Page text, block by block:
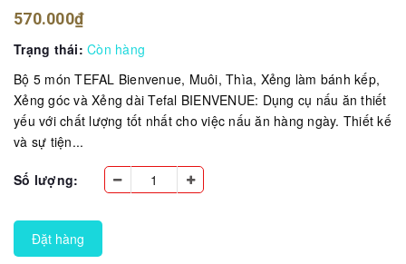
570.000₫
Trạng thái: Còn hàng
Bộ 5 món TEFAL Bienvenue, Muôi, Thìa, Xẻng làm bánh kếp,
Xẻng góc và Xẻng dài Tefal BIENVENUE: Dụng cụ nấu ăn thiết
yếu với chất lượng tốt nhất cho việc nấu ăn hàng ngày. Thiết kế
và sự tiện...
Số lượng:
Đặt hàng